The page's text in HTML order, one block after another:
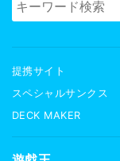
提携サイト
スペシャルサンクス
DECK MAKER